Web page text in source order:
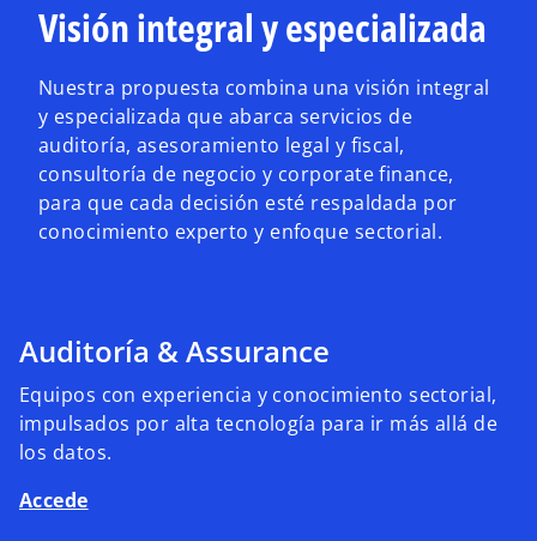
Visión integral y especializada
Nuestra propuesta combina una visión integral
y especializada que abarca servicios de
auditoría, asesoramiento legal y fiscal,
consultoría de negocio y corporate finance,
para que cada decisión esté respaldada por
conocimiento experto y enfoque sectorial.
Auditoría & Assurance
Equipos con experiencia y conocimiento sectorial,
impulsados por alta tecnología para ir más allá de
los datos.
Accede